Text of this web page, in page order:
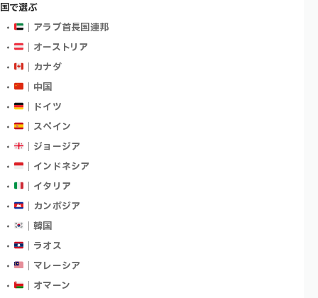
国で選ぶ
｜アラブ首長国連邦
｜オーストリア
｜カナダ
｜中国
｜ドイツ
｜スペイン
｜ジョージア
｜インドネシア
｜イタリア
｜カンボジア
｜韓国
｜ラオス
｜マレーシア
｜オマーン